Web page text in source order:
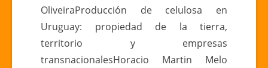
OliveiraProducción de celulosa en
Uruguay: propiedad de la tierra,
territorio y empresas
transnacionalesHoracio Martin Melo